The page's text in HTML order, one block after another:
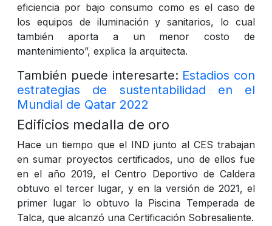
eficiencia por bajo consumo como es el caso de
los equipos de iluminación y sanitarios, lo cual
también aporta a un menor costo de
mantenimiento”, explica la arquitecta.
También puede interesarte: Estadios con
estrategias de sustentabilidad en el
Mundial de Qatar 2022
Edificios medalla de oro
Hace un tiempo que el IND junto al CES trabajan
en sumar proyectos certificados, uno de ellos fue
en el año 2019, el Centro Deportivo de Caldera
obtuvo el tercer lugar, y en la versión de 2021, el
primer lugar lo obtuvo la Piscina Temperada de
Talca, que alcanzó una Certificación Sobresaliente.